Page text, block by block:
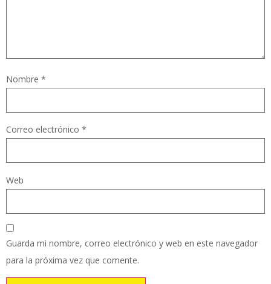
Nombre *
Correo electrónico *
Web
Guarda mi nombre, correo electrónico y web en este navegador
para la próxima vez que comente.